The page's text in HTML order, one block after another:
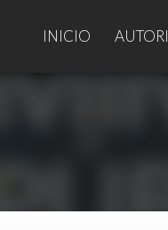
INICIO